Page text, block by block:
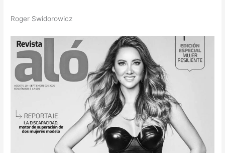
Roger Swidorowicz